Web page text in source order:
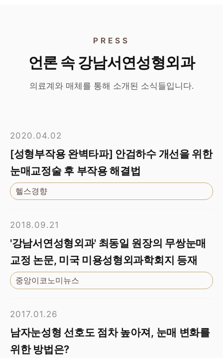
PRESS
언론 속 강남서연성형외과
의료계와 매체를 통해 소개된 소식들입니다.
2020.04.02
[성형부작용 완벽타파] 안검하수 개선을 위한
눈매교정술 후 부작용 해결법
헬스경향
2018.09.21
'강남서연성형외과' 최동일 원장의 무쌍눈매
교정 논문, 미국 미용성형외과학회지 등재
중앙이코노미뉴스
2017.01.26
남자눈성형 선호도 점차 높아져, 눈매 변화를
위한 방법은?